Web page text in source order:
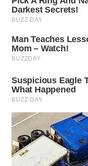
WN
BOROBUDUR
WN
MADURA
WN
SURABAYA
WN
NATUNA
WN
BINTAN